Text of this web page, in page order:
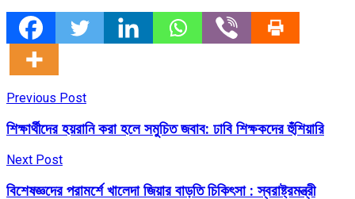
Previous Post
শিক্ষার্থীদের হয়রানি করা হলে সমুচিত জবাব: ঢাবি শিক্ষকদের হুঁশিয়ারি
Next Post
বিশেষজ্ঞদের পরামর্শে খালেদা জিয়ার বাড়তি চিকিৎসা : স্বরাষ্ট্রমন্ত্রী